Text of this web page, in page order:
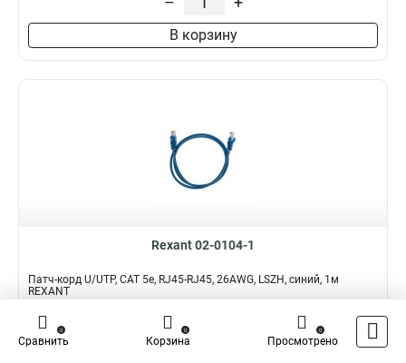
В корзину
Rexant 02-0104-1
Патч-корд U/UTP, CAT 5e, RJ45-RJ45, 26AWG, LSZH, синий, 1м
REXANT
Подробнее Сравнить
Наличие:
Сравнить
0
Корзина
0
Просмотрено
0